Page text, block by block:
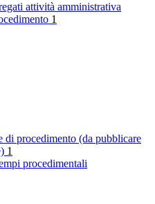
attività amministrativa
1
di procedimento (da pubblicare
1
procedimentali